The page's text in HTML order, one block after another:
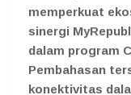
memperkuat
sinergi
dalam program
Pembahasan
konektivitas